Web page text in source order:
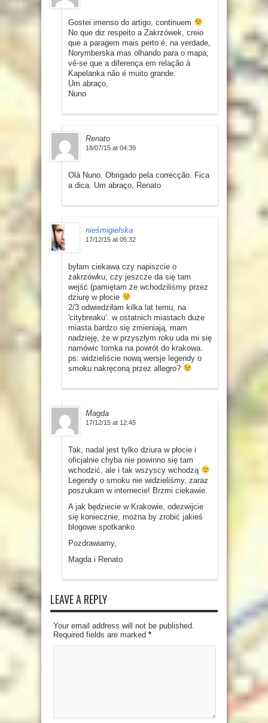
Gostei imenso do artigo, continuem
No que diz respeito a Zakrzówek, creio
que a paragem mais perto é, na verdade,
Norymberska mas olhando para o mapa,
vê-se que a diferença em relação à
Kapelanka não é muito grande.
Um abraço,
Nuno
Renato
18/07/15 at 04:39
Olá Nuno. Obrigado pela correcção. Fica
a dica. Um abraço, Renato
nieśmigielska
17/12/15 at 05:32
byłam ciekawa czy napiszcie o
zakrzówku, czy jeszcze da się tam
wejść (pamiętam że wchodziliśmy przez
dziurę w płocie
2/3 odwiedziłam kilka lat temu, na
'citybreaku’. w ostatnich miastach duże
miasta bardzo się zmieniają, mam
nadzieję, że w przyszłym roku uda mi się
namówic tomka na powrót do krakowa.
ps: widzieliście nową wersje legendy o
smoku nakręconą przez allegro?
Magda
17/12/15 at 12:45
Tak, nadal jest tylko dziura w płocie i
oficjalnie chyba nie powinno się tam
wchodzić, ale i tak wszyscy wchodzą
Legendy o smoku nie widzieliśmy, zaraz
poszukam w internecie! Brzmi ciekawie.
A jak będziecie w Krakowie, odezwijcie
się koniecznie, można by zrobić jakieś
blogowe spotkanko.
Pozdrawiamy,
Magda i Renato
LEAVE A REPLY
Your email address will not be published.
Required fields are marked *